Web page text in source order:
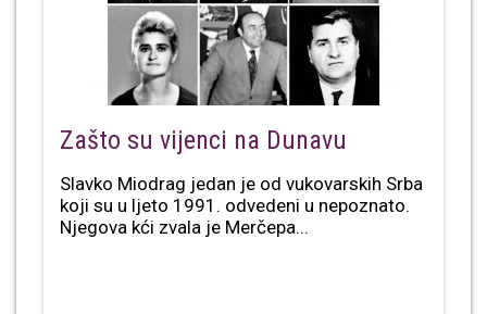
Zašto su vijenci na Dunavu
Slavko Miodrag jedan je od vukovarskih Srba
koji su u ljeto 1991. odvedeni u nepoznato.
Njegova kći zvala je Merčepa...